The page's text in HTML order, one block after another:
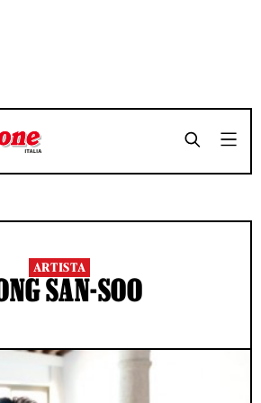
ARTISTA
SAN-SOO